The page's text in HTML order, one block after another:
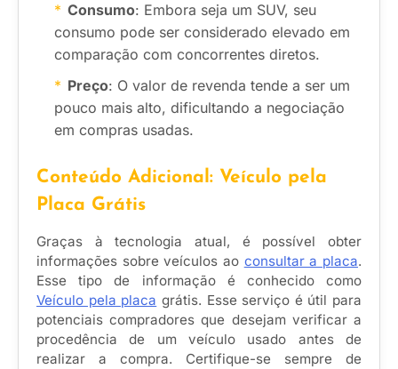
Consumo: Embora seja um SUV, seu
consumo pode ser considerado elevado em
comparação com concorrentes diretos.
Preço: O valor de revenda tende a ser um
pouco mais alto, dificultando a negociação
em compras usadas.
Conteúdo Adicional: Veículo pela
Placa Grátis
Graças à tecnologia atual, é possível obter
informações sobre veículos ao consultar a placa.
Esse tipo de informação é conhecido como
Veículo pela placa grátis. Esse serviço é útil para
potenciais compradores que desejam verificar a
procedência de um veículo usado antes de
realizar a compra. Certifique-se sempre de